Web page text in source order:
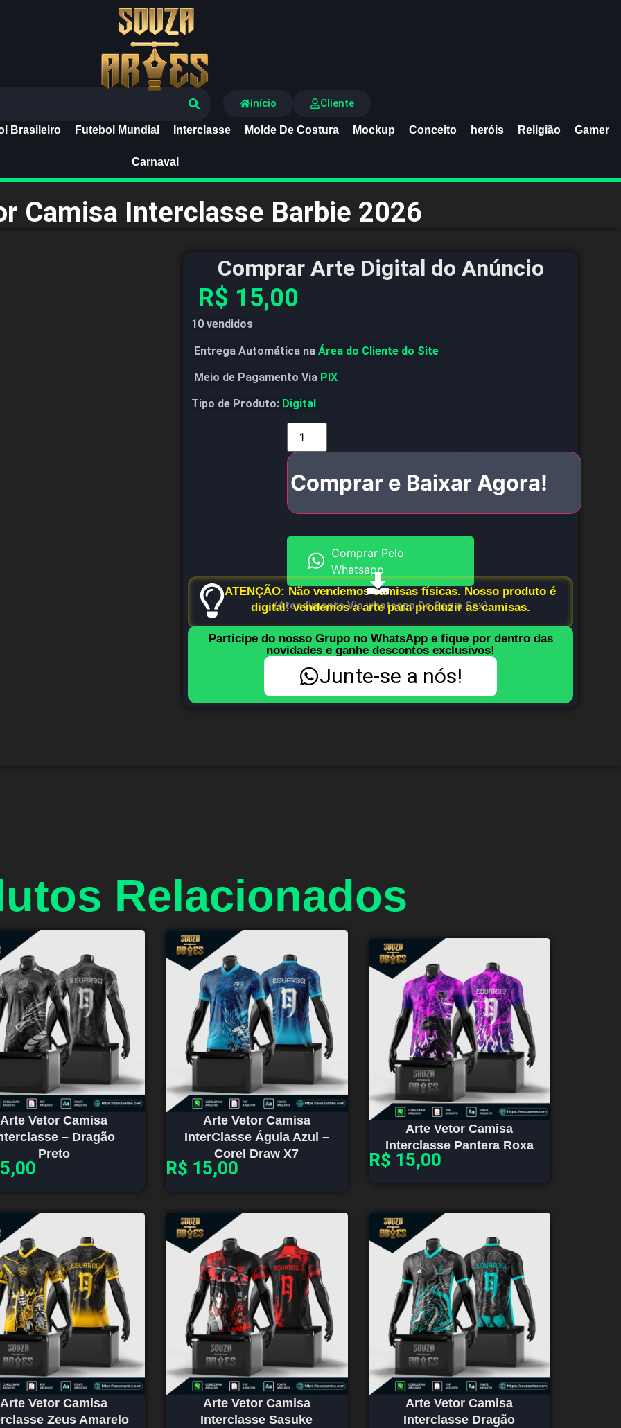
Brasileiro Futebol Mundial Interclasse Molde De Costura Mockup Conceito heróis Religião Gamer
Carnaval
início Cliente
Camisa Interclasse Barbie 2026
Comprar Arte Digital do Anúncio
R$ 15,00
10 vendidos
Entrega Automática na Área do Cliente do Site
Meio de Pagamento Via PIX
Tipo de Produto: Digital
Comprar e Baixar Agora!
Comprar Pelo
Whatsapp
(Atendimento Via whatsapp De Seg a Sex)
ATENÇÃO: Não vendemos camisas físicas. Nosso produto é
digital: vendemos a arte para produzir as camisas.
Participe do nosso Grupo no WhatsApp e fique por dentro das
novidades e ganhe descontos exclusivos!
Junte-se a nós!
Relacionados
Arte Vetor Camisa
– Dragão
Preto
Arte Vetor Camisa
InterClasse Águia Azul –
Corel Draw X7
R$ 15,00
Arte Vetor Camisa
Interclasse Pantera Roxa
R$ 15,00
Arte Vetor Camisa
Zeus Amarelo
Arte Vetor Camisa
Interclasse Sasuke
Arte Vetor Camisa
Interclasse Dragão